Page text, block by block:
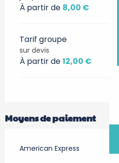
À partir de 8,00 €
Tarif groupe
sur devis
À partir de12,00 €
Moyens de paiement
American Express